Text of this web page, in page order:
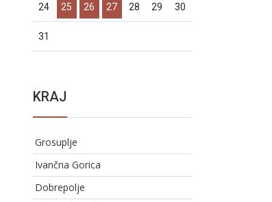
24 25 26 27 28 29 30
31
KRAJ
Grosuplje
Ivančna Gorica
Dobrepolje